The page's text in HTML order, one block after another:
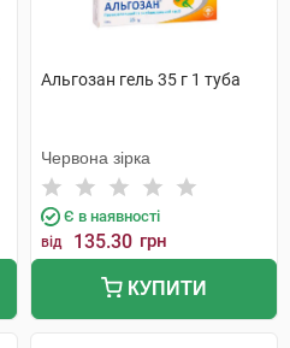
Альгозан гель 35 г 1 туба
Червона зірка
Є в наявності
від 135.30 грн
КУПИТИ